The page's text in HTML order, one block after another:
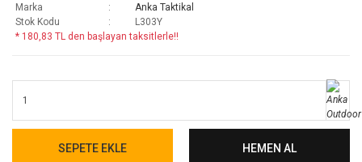
Marka
Anka Taktikal
Stok Kodu
L303Y
* 180,83 TL den başlayan taksitlerle!!
SEPETE EKLE HEMEN AL